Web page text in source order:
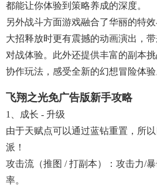
都能让你体验到策略养成的深度。
另外战斗方面游戏融合了华丽的特
大招释放时更有震撼的动画演出，
对战体验。此外还提供丰富的副本
协作玩法，感受全新的幻想冒险体验
飞翔之光免广告版新手攻略
1、成长 - 升级
由于天赋点可以通过蓝钻重置，所
派！
攻击流（推图 / 打副本）：攻击力/
率。